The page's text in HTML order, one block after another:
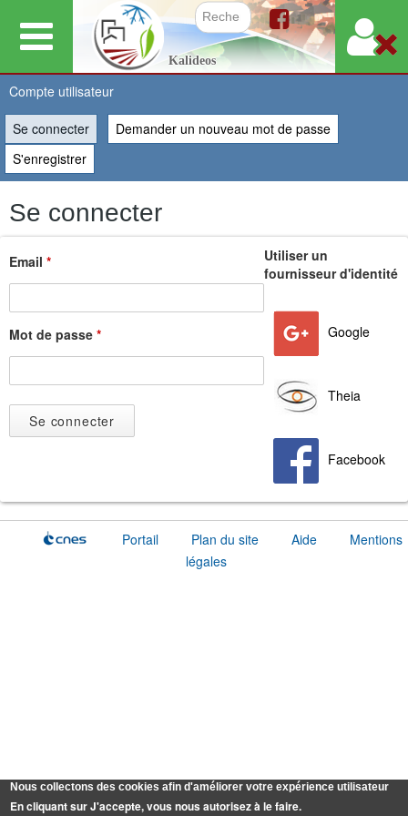
Aller
au
contenuKalideos
Vous
êtes
ici
Compte utilisateur
Se connecter (onglet actif)
Demander un nouveau mot de passe
S'enregistrer
Se connecter
Email *
Mot de passe *
Utiliser un
fournisseur d'identité
Google
Theia
Facebook
Portail Plan du site Aide
Mentions
légales
Nous collectons des cookies afin d'améliorer votre expérience utilisateur
En cliquant sur J'accepte, vous nous autorisez à le faire.